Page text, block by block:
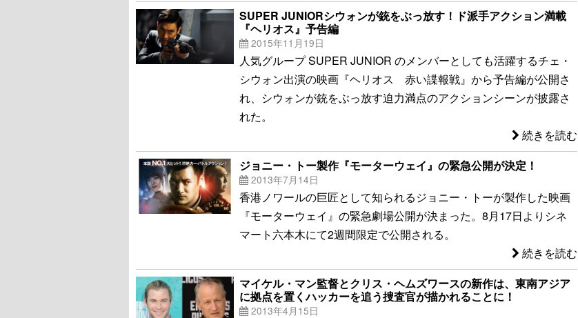
SUPER JUNIORシウォンが銃をぶっ放す！ド派手アクション満載
『ヘリオス』予告編
2015年11月19日
人気グループ SUPER JUNIOR のメンバーとしても活躍するチェ・
シウォン出演の映画『ヘリオス 赤い諜報戦』から予告編が公開さ
れ、シウォンが銃をぶっ放す迫力満点のアクションシーンが披露さ
れた。
続きを読む
ジョニー・トー製作『モーターウェイ』の緊急公開が決定！
2013年7月14日
香港ノワールの巨匠として知られるジョニー・トーが製作した映画
『モーターウェイ』の緊急劇場公開が決まった。8月17日よりシネ
マート六本木にて2週間限定で公開される。
続きを読む
マイケル・マン監督とクリス・ヘムズワースの新作は、東南アジア
に拠点を置くハッカーを追う捜査官が描かれることに！
2013年4月15日